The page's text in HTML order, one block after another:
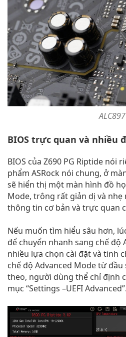
ALC897
BIOS trực quan và nhiều
BIOS của Z690 PG Riptide nói
phẩm ASRock nói chung, ở
sẽ hiển thị một màn hình đồ
Mode, trông rất giản dị và nhẹ
thông tin cơ bản và trực quan
Nếu muốn tìm hiểu sâu hơn,
để chuyển nhanh sang chế độ
nhiều lựa chọn cài đặt và tinh
chế độ Advanced Mode từ
theo, người dùng thể chỉ định
mục “Settings –UEFI Advanced”.